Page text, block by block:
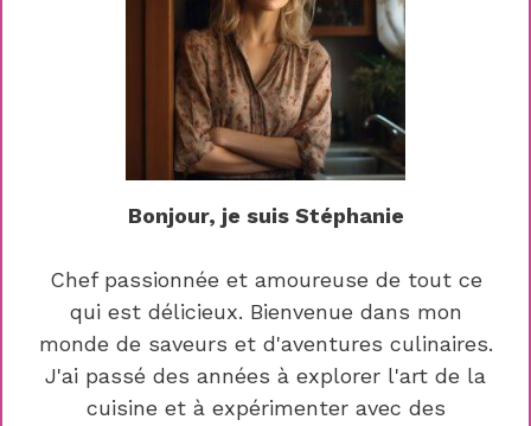
Bonjour, je suis Stéphanie
Chef passionnée et amoureuse de tout ce
qui est délicieux. Bienvenue dans mon
monde de saveurs et d'aventures culinaires.
J'ai passé des années à explorer l'art de la
cuisine et à expérimenter avec des